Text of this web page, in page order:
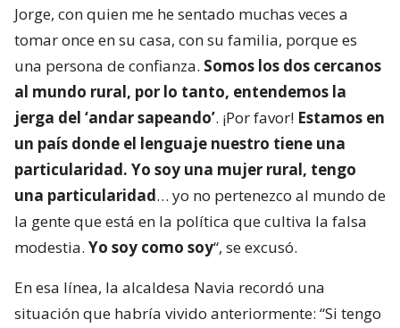
Jorge, con quien me he sentado muchas veces a
tomar once en su casa, con su familia, porque es
una persona de confianza. Somos los dos cercanos
al mundo rural, por lo tanto, entendemos la
jerga del ‘andar sapeando’. ¡Por favor! Estamos en
un país donde el lenguaje nuestro tiene una
particularidad. Yo soy una mujer rural, tengo
una particularidad… yo no pertenezco al mundo de
la gente que está en la política que cultiva la falsa
modestia. Yo soy como soy“, se excusó.
En esa línea, la alcaldesa Navia recordó una
situación que habría vivido anteriormente: “Si tengo